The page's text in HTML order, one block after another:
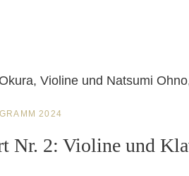
2024
Nr. 2: Violine und